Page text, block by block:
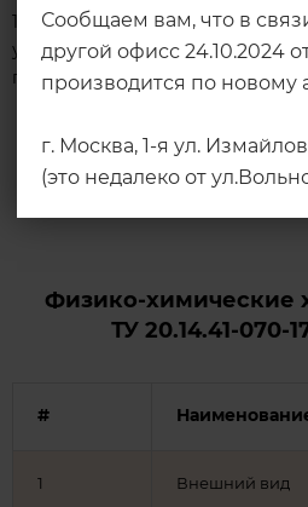
Сообщаем вам, что в
другой офисс 24.10.2024
производится по новому
г. Москва, 1-я ул.
(это недалеко от
12 месяцев с даты
упакованном виде хранят в
при температуре не выше 40°С.
Физико-химические
ТУ 20.14.41-070-
#
1 Внешний вид​